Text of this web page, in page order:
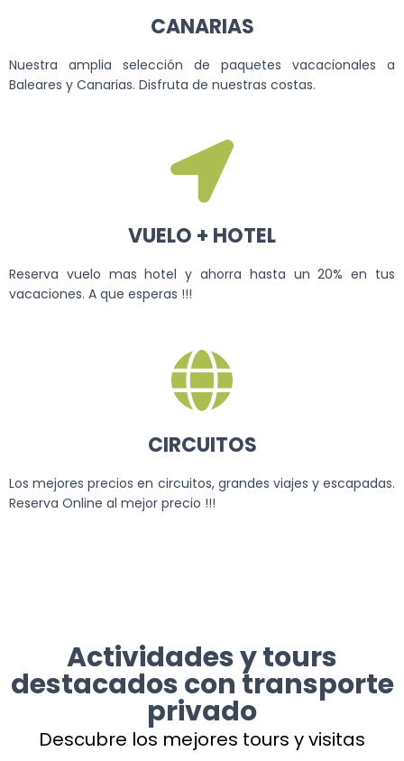
CANARIAS
Nuestra amplia selección de paquetes vacacionales a
Baleares y Canarias. Disfruta de nuestras costas.
VUELO + HOTEL
Reserva vuelo mas hotel y ahorra hasta un 20% en tus
vacaciones. A que esperas !!!
CIRCUITOS
Los mejores precios en circuitos, grandes viajes y escapadas.
Reserva Online al mejor precio !!!
Actividades y tours
destacados con transporte
privado
Descubre los mejores tours y visitas